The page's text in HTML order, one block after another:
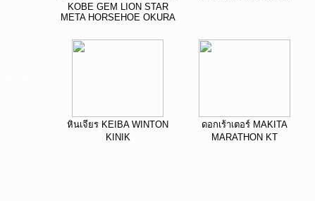
KOBE GEM LION STAR
META HORSEHOE OKURA
หินเจียร KEIBA WINTON
KINIK
ดอกเร้าเตอร์ MAKITA
MARATHON KT